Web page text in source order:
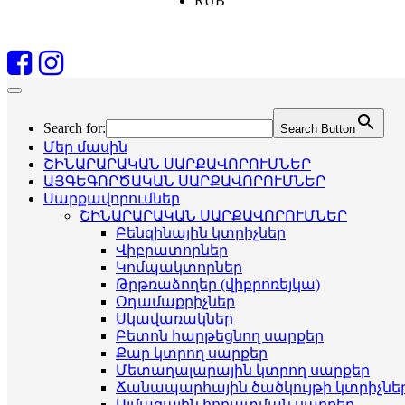
Search for: Search Button
Մեր մասին
ՇԻՆԱՐԱՐԱԿԱՆ ՍԱՐՔԱՎՈՐՈՒՄՆԵՐ
ԱՅԳԵԳՈՐԾԱԿԱՆ ՍԱՐՔԱՎՈՐՈՒՄՆԵՐ
Սարքավորումներ
ՇԻՆԱՐԱՐԱԿԱՆ ՍԱՐՔԱՎՈՐՈՒՄՆԵՐ
Բենզինային կտրիչներ
Վիբրատորներ
Կոմպակտորներ
Թրթռաձողեր (վիբրոռեյկա)
Օդամաքրիչներ
Սկավառակներ
Բետոն հարթեցնող սարքեր
Քար կտրող սարքեր
Մետաղալարային կտրող սարքեր
Ճանապարհային ծածկույթի